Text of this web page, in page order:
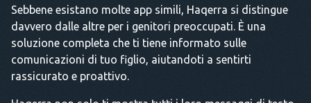
Sebbene esistano molte app simili, Haqerra si distingue
davvero dalle altre per i genitori preoccupati. È una
soluzione completa che ti tiene informato sulle
comunicazioni di tuo figlio, aiutandoti a sentirti
rassicurato e proattivo.